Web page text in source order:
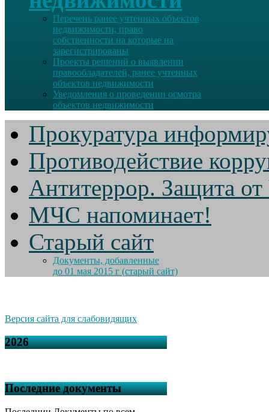
Перечень ранее учтенных объектов
недвижимости, право
собственности на которые на
зарегистрированы
Проекты решений о выявлении
правообладателей, ранее учтенных
объектов недвижимости
Уведомления о проведении осмотра
объектов недвижимости
Прокуратура
Противодействие
Антитеррор. Защита
МЧС напоминает!
Старый сайт
Документы, добавленные
до 01 мая 2015 г (старый сайт)
Версия сайта для слабовидящих
2026
Последние документы